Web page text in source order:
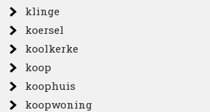
klinge
koersel
koolkerke
koop
koophuis
koopwoning